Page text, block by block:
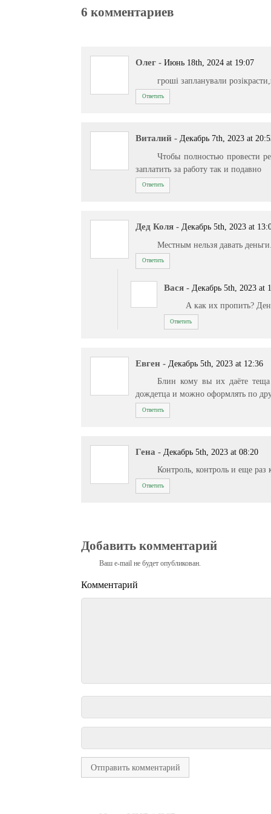
6 комментариев
Олег - Июнь 18th, 2024 at 19:07
гроші запланували
Ответить
Виталий - Декабрь 7th, 2023 at
Чтобы полностью провести
заплатить за работу так и подавно
Ответить
Дед Коля - Декабрь 5th, 2023 at
Местным нельзя давать
Ответить
Вася - Декабрь 5th, 2023 at
А как их пропить?
Ответить
Евген - Декабрь 5th, 2023 at 12:36
Блин кому вы их даёте
дождетца и можно оформлять по
Ответить
Гена - Декабрь 5th, 2023 at 08:20
Контроль, контроль и еще раз
Ответить
Добавить комментарий
Ваш e-mail не будет опубликован.
Комментарий